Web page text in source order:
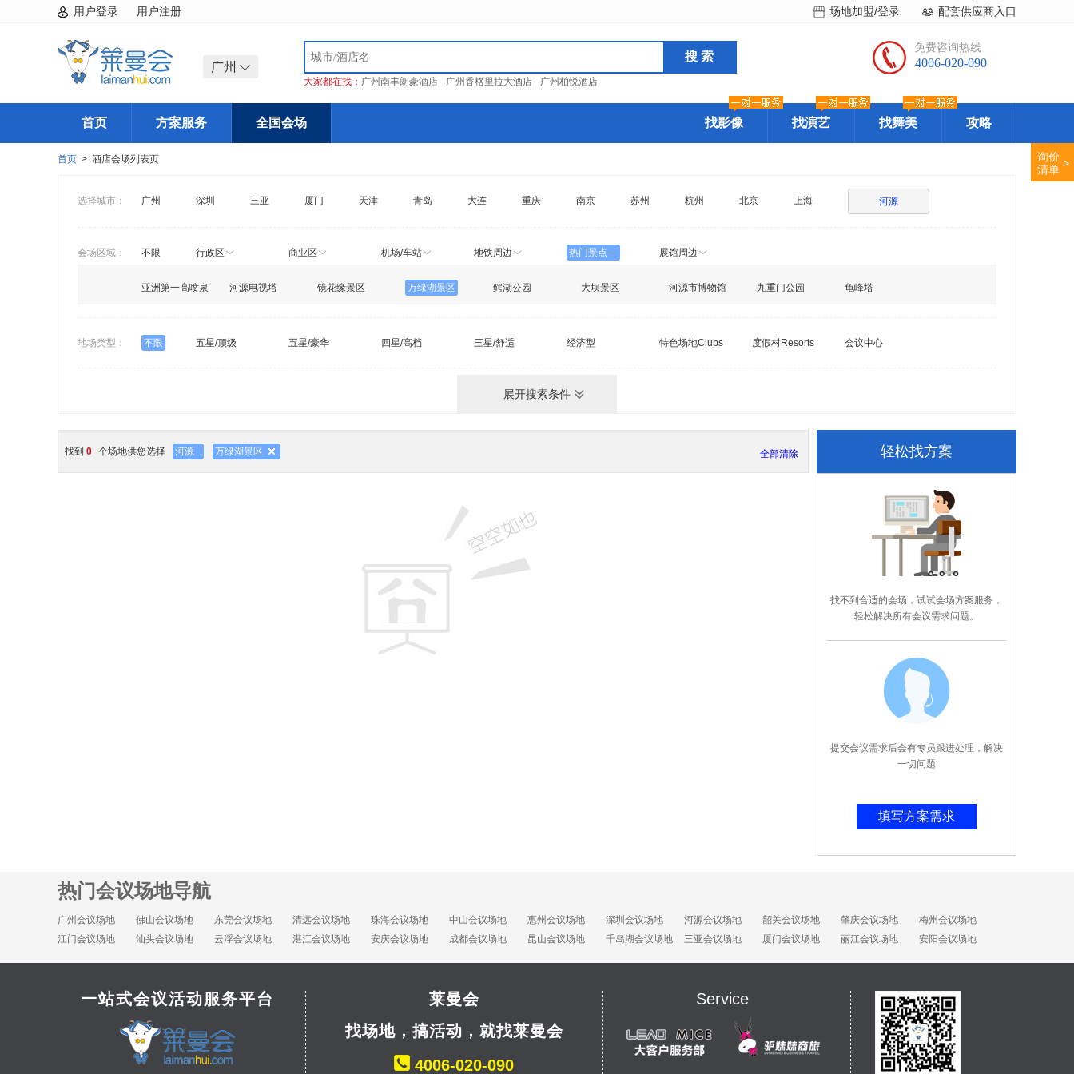
用户登录 用户注册 配套供应商入口
场地加盟/登录
广州
大家都在找： 广州南丰朗豪酒店 广州香格里拉大酒店 广州柏悦酒店
免费咨询热线
4006-020-090
首页 方案服务 全国会场 找影像 找演艺 找舞美 攻略
首页 > 酒店会场列表页
选择城市： 广州 深圳 三亚 厦门 天津 青岛 大连 重庆 南京 苏州 杭州 北京 上海 河源
会场区域： 不限 行政区 商业区 机场/车站 地铁周边 热门景点 展馆周边
亚洲第一高喷泉 河源电视塔 镜花缘景区 万绿湖景区 鳄湖公园 大坝景区 河源市博物馆 九重门公园 龟峰塔
地场类型： 不限 五星/顶级 五星/豪华 四星/高档 三星/舒适 经济型 特色场地Clubs 度假村Resorts 会议中心
展开搜索条件
找到 0 个场地供您选择 河源 万绿湖景区 全部清除 轻松找方案
找不到合适的会场，试试会场方案服务，
轻松解决所有会议需求问题。
提交会议需求后会有专员跟进处理，解决
一切问题
填写方案需求
热门会议场地导航
广州会议场地 佛山会议场地 东莞会议场地 清远会议场地 珠海会议场地 中山会议场地 惠州会议场地 深圳会议场地 河源会议场地 韶关会议场地 肇庆会议场地
梅州会议场地
江门会议场地
汕头会议场地 云浮会议场地 湛江会议场地 安庆会议场地 成都会议场地 昆山会议场地 千岛湖会议场地 三亚会议场地 厦门会议场地 丽江会议场地 安阳会议场地
询价
清单 >
一站式会议活动服务平台
莱曼会
找场地，搞活动，就找莱曼会
4006-020-090
Service